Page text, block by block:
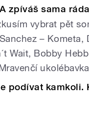
zpíváš sama
vybrat pět
– Kometa,
Wait, Bobby
podívat kamkoli.